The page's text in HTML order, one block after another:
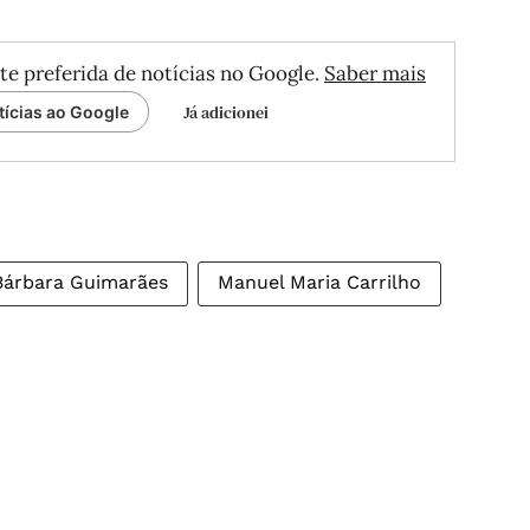
preferida de notícias no Google. Saber mais
ao Google Já adicionei
Guimarães Manuel Maria Carrilho